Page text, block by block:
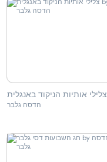
צלילי אותיות הניקוד באנגלית
הדסה גלבר